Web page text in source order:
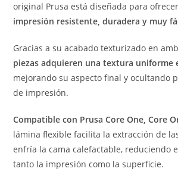
original Prusa está diseñada para
impresión resistente, duradera y muy
Gracias a su acabado texturizado en
piezas adquieren una textura uniforme
mejorando su aspecto final y ocultando
de impresión.
Compatible con Prusa Core One, Core
lámina flexible facilita la extracción de
enfría la cama calefactable, reduciendo
tanto la impresión como la superficie.